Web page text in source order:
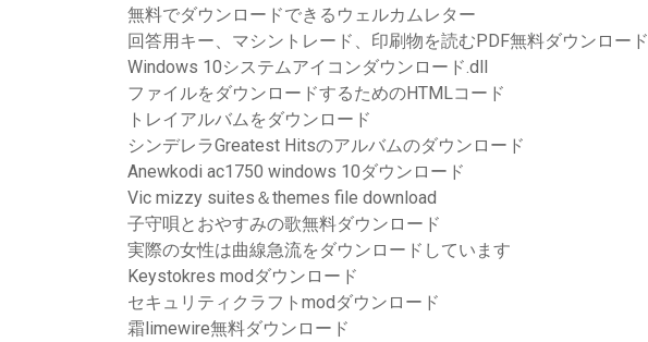
無料でダウンロードできるウェルカムレター
回答用キー、マシントレード、印刷物を読むPDF無料ダウンロード
Windows 10システムアイコンダウンロード.dll
ファイルをダウンロードするためのHTMLコード
トレイアルバムをダウンロード
シンデレラGreatest Hitsのアルバムのダウンロード
Anewkodi ac1750 windows 10ダウンロード
Vic mizzy suites＆themes file download
子守唄とおやすみの歌無料ダウンロード
実際の女性は曲線急流をダウンロードしています
Keystokres modダウンロード
セキュリティクラフトmodダウンロード
霜limewire無料ダウンロード